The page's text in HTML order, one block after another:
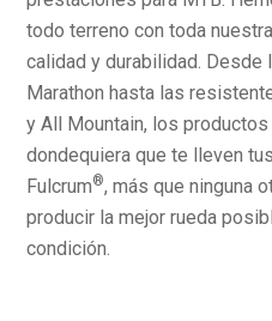
todo terreno con toda
calidad y durabilidad. Desde
Marathon hasta las
y All Mountain, los productos
dondequiera que te lleven
Fulcrum®, más que ninguna
producir la mejor rueda
condición.